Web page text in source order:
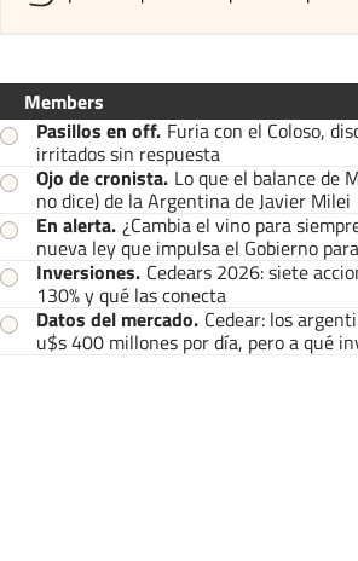
Members
Pasillos en off. Furia con el Coloso,
irritados sin respuesta
Ojo de cronista. Lo que el balance de
no dice) de la Argentina de Javier Milei
En alerta. ¿Cambia el vino para
nueva ley que impulsa el Gobierno
Inversiones. Cedears 2026: siete
130% y qué las conecta
Datos del mercado. Cedear: los
u$s 400 millones por día, pero a qué